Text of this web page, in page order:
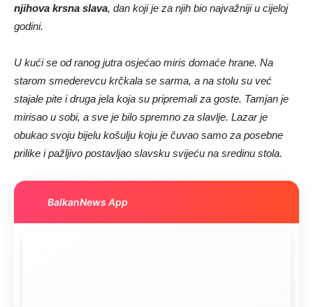
njihova krsna slava, dan koji je za njih bio najvažniji u cijeloj
godini.
U kući se od ranog jutra osjećao miris domaće hrane. Na
starom smederevcu krčkala se sarma, a na stolu su već
stajale pite i druga jela koja su pripremali za goste. Tamjan je
mirisao u sobi, a sve je bilo spremno za slavlje. Lazar je
obukao svoju bijelu košulju koju je čuvao samo za posebne
prilike i pažljivo postavljao slavsku svijeću na sredinu stola.
BalkanNews App